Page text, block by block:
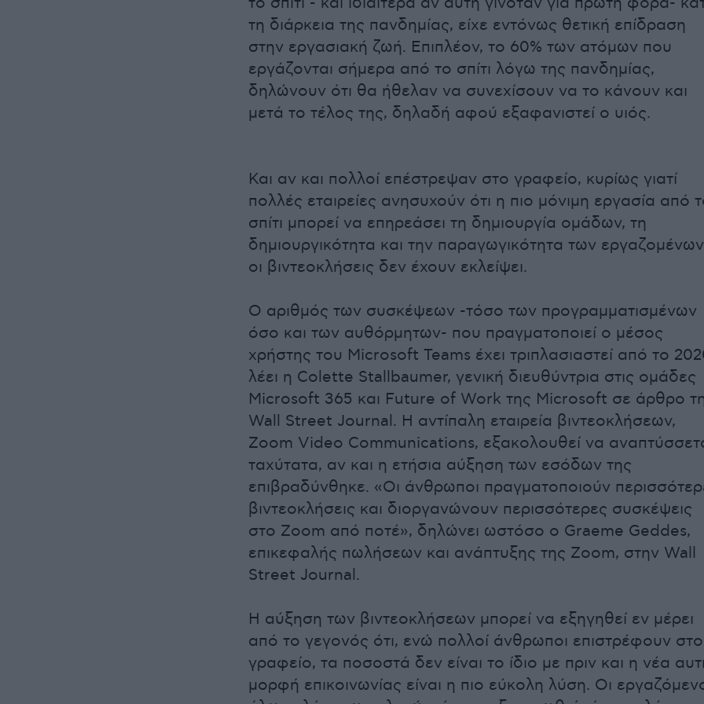
τη διάρκεια της πανδημίας, είχε εντόνως θετική επίδραση
στην εργασιακή ζωή. Επιπλέον, το 60% των ατόμων που
εργάζονται σήμερα από το σπίτι λόγω της πανδημίας,
δηλώνουν ότι θα ήθελαν να συνεχίσουν να το κάνουν και
μετά το τέλος της, δηλαδή αφού εξαφανιστεί ο υιός.
Και αν και πολλοί επέστρεψαν στο γραφείο, κυρίως γιατί
πολλές εταιρείες ανησυχούν ότι η πιο μόνιμη εργασία από
σπίτι μπορεί να επηρεάσει τη δημιουργία ομάδων, τη
δημιουργικότητα και την παραγωγικότητα των
οι βιντεοκλήσεις δεν έχουν εκλείψει.
Ο αριθμός των συσκέψεων -τόσο των προγραμματισμένων
όσο και των αυθόρμητων- που πραγματοποιεί ο μέσος
χρήστης του Microsoft Teams έχει τριπλασιαστεί από το
λέει η Colette Stallbaumer, γενική διευθύντρια στις ομάδες
Microsoft 365 και Future of Work της Microsoft σε άρθρο
Wall Street Journal. Η αντίπαλη εταιρεία βιντεοκλήσεων,
Zoom Video Communications, εξακολουθεί να
ταχύτατα, αν και η ετήσια αύξηση των εσόδων της
επιβραδύνθηκε. «Οι άνθρωποι πραγματοποιούν
βιντεοκλήσεις και διοργανώνουν περισσότερες συσκέψεις
στο Zoom από ποτέ», δηλώνει ωστόσο ο Graeme Geddes,
επικεφαλής πωλήσεων και ανάπτυξης της Zoom, στην Wall
Street Journal.
Η αύξηση των βιντεοκλήσεων μπορεί να εξηγηθεί εν μέρει
από το γεγονός ότι, ενώ πολλοί άνθρωποι επιστρέφουν στο
γραφείο, τα ποσοστά δεν είναι το ίδιο με πριν και η νέα
μορφή επικοινωνίας είναι η πιο εύκολη λύση. Οι